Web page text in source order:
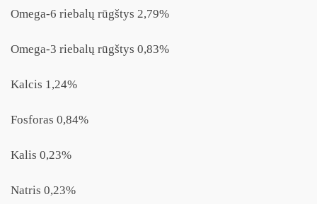
Omega-6 riebalų rūgštys 2,79%
Omega-3 riebalų rūgštys 0,83%
Kalcis 1,24%
Fosforas 0,84%
Kalis 0,23%
Natris 0,23%